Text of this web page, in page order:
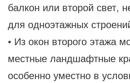
балкон или второй свет,
для одноэтажных
• Из окон второго этажа
местные ландшафтные
особенно уместно в